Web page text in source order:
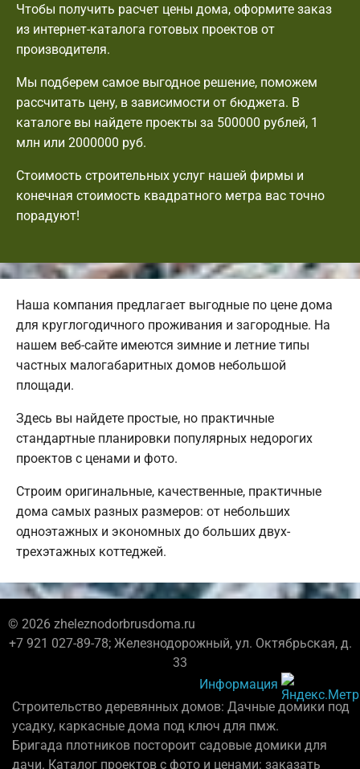
Чтобы получить расчет цены дома, оформите заказ
из интернет-каталога готовых проектов от
производителя.
Мы подберем самое выгодное решение, поможем
рассчитать цену, в зависимости от бюджета. В
каталоге вы найдете проекты за 500000 рублей, 1
млн или 2000000 руб.
Стоимость строительных услуг нашей фирмы и
конечная стоимость квадратного метра вас точно
порадуют!
Наша компания предлагает выгодные по цене дома
для круглогодичного проживания и загородные. На
нашем веб-сайте имеются зимние и летние типы
частных малогабаритных домов небольшой
площади.
Здесь вы найдете простые, но практичные
стандартные планировки популярных недорогих
проектов с ценами и фото.
Строим оригинальные, качественные, практичные
дома самых разных размеров: от небольших
одноэтажных и экономных до больших двух-
трехэтажных коттеджей.
© 2026 zheleznodorbrusdoma.ru
+7 921 027-89-78; Железнодорожный, ул. Октябрьская, д.
33
Информация
Строительство деревянных домов: Дачные домики под
усадку, каркасные дома под ключ для пмж.
Бригада плотников постороит садовые домики для
дачи. Каталог проектов с фото и ценами: заказать